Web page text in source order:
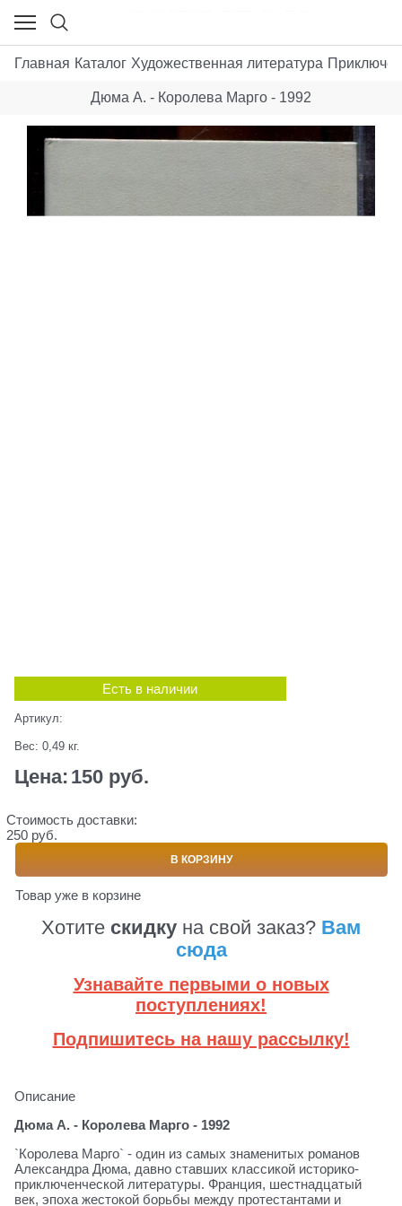
Главная Каталог Художественная литература
Дюма А. - Королева Марго - 1992
Есть в наличии
Артикул:
Вес: 0,49 кг.
Цена: 150 руб.
Стоимость доставки:
250 руб.
В КОРЗИНУ
Товар уже в корзине
Хотите скидку на свой заказ? Вам
сюда
Узнавайте первыми о новых
поступлениях!
Подпишитесь на нашу рассылку!
Описание
Дюма А. - Королева Марго - 1992
`Королева Марго` - один из самых знаменитых романов
Александра Дюма, давно ставших классикой историко-
приключенческой литературы. Франция, шестнадцатый
век, эпоха жестокой борьбы между протестантами и